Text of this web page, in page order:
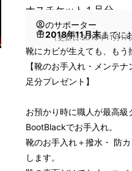
ナスチケット１足分
のサポーター
2018年11月末までに
（更新日:2018年11月17
靴にカビが生えても、もう
【靴のお手入れ・メンテナ
足分プレゼント】
お預かり時に職人が最高級
BootBlackでお手入れ。
靴のお手入れ＋撥水・ 防
します。